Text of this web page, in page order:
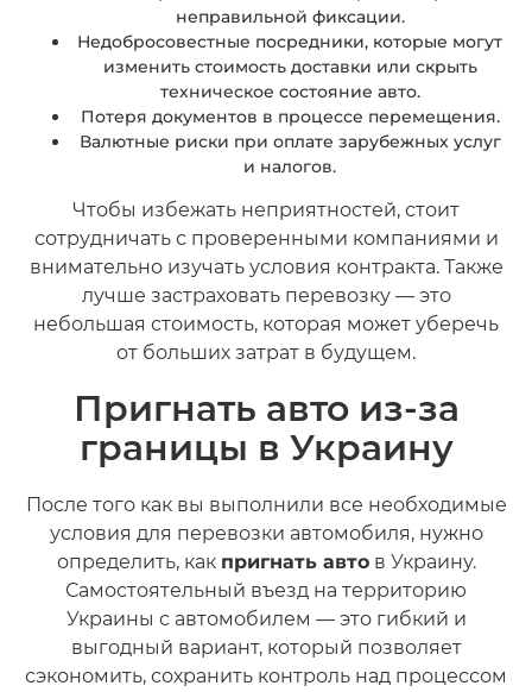
неправильной фиксации.
Недобросовестные посредники, которые могут
изменить стоимость доставки или скрыть
техническое состояние авто.
Потеря документов в процессе перемещения.
Валютные риски при оплате зарубежных услуг
и налогов.
Чтобы избежать неприятностей, стоит
сотрудничать с проверенными компаниями и
внимательно изучать условия контракта. Также
лучше застраховать перевозку — это
небольшая стоимость, которая может уберечь
от больших затрат в будущем.
Пригнать авто из-за
границы в Украину
После того как вы выполнили все необходимые
условия для перевозки автомобиля, нужно
определить, как пригнать автов Украину.
Самостоятельный въезд на территорию
Украины с автомобилем — это гибкий и
выгодный вариант, который позволяет
сэкономить, сохранить контроль над процессом